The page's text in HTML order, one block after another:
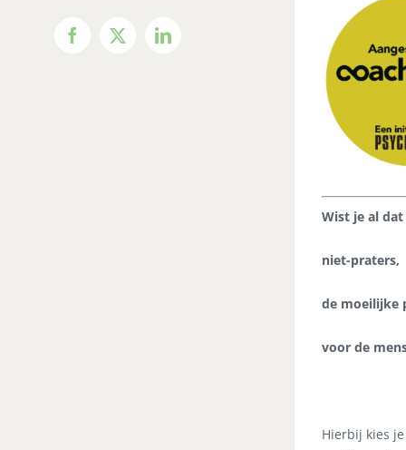
Facebook
X LinkedIn
Wist je al
niet-praters,
de moeilijke
voor de
Hierbij kies